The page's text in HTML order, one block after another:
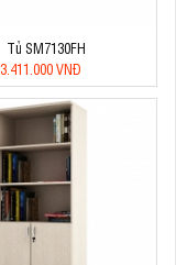
Tủ SM7130FH
3.411.000 VNĐ